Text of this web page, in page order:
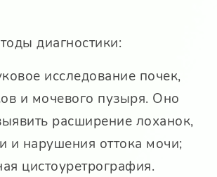
диагностики:
исследование почек,
и мочевого пузыря. Оно
расширение лоханок,
и нарушения оттока мочи;
цистоуретрография.